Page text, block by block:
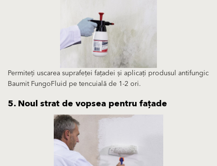
Permiteți uscarea suprafeței fațadei și aplicați produsul antifungic
Baumit FungoFluid pe tencuială de 1-2 ori.
5. Noul strat de vopsea pentru fațade